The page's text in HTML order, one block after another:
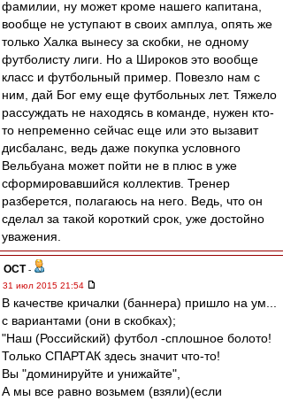
фамилии, ну может кроме нашего капитана,
вообще не уступают в своих амплуа, опять же
только Халка вынесу за скобки, не одному
футболисту лиги. Но а Широков это вообще
класс и футбольный пример. Повезло нам с
ним, дай Бог ему еще футбольных лет. Тяжело
рассуждать не находясь в команде, нужен кто-
то непременно сейчас еще или это вызавит
дисбаланс, ведь даже покупка условного
Вельбуана может пойти не в плюс в уже
сформировавшийся коллектив. Тренер
разберется, полагаюсь на него. Ведь, что он
сделал за такой короткий срок, уже достойно
уважения.
ОСТ -
31 июл 2015 21:54
В качестве кричалки (баннера) пришло на ум...
с вариантами (они в скобках);
"Наш (Российский) футбол -сплошное болото!
Только СПАРТАК здесь значит что-то!
Вы "доминируйте и унижайте",
А мы все равно возьмем (взяли)(если